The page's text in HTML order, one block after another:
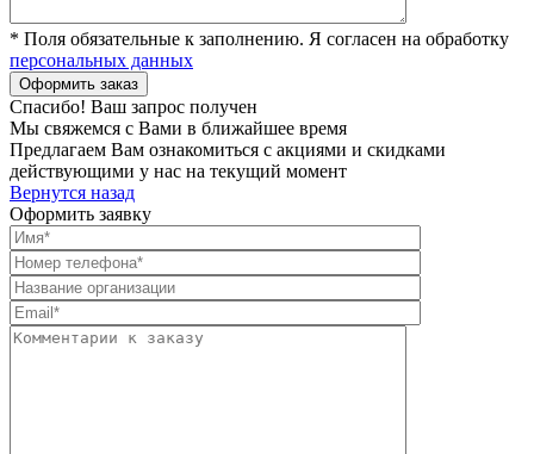
* Поля обязательные к заполнению. Я согласен на обработку
персональных данных
Спасибо! Ваш запрос получен
Мы свяжемся с Вами в ближайшее время
Предлагаем Вам ознакомиться с акциями и скидками
действующими у нас на текущий момент
Вернутся назад
Оформить заявку